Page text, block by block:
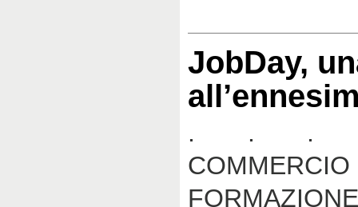
JobDay,
. . .